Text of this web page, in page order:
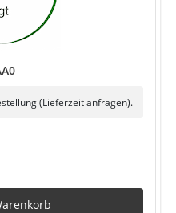
(Lieferzeit anfragen).